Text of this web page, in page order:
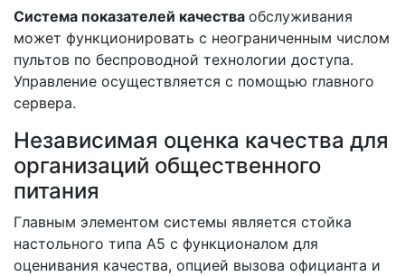
Система показателей качества обслуживания
может функционировать с неограниченным числом
пультов по беспроводной технологии доступа.
Управление осуществляется с помощью главного
сервера.
Независимая оценка качества для
организаций общественного
питания
Главным элементом системы является стойка
настольного типа А5 с функционалом для
оценивания качества, опцией вызова официанта и